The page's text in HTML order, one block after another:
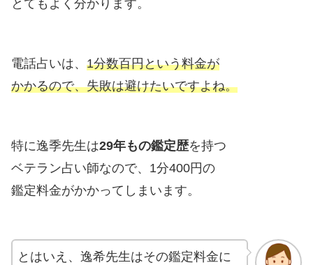
とてもよく分かります。
電話占いは、 1分数百円という料金が
かかるので、失敗は避けたいですよね。
特に逸季先生は29年もの鑑定歴を持つ
ベテラン占い師なので、1分400円の
鑑定料金がかかってしまいます。
とはいえ、逸希先生はその鑑定料金に